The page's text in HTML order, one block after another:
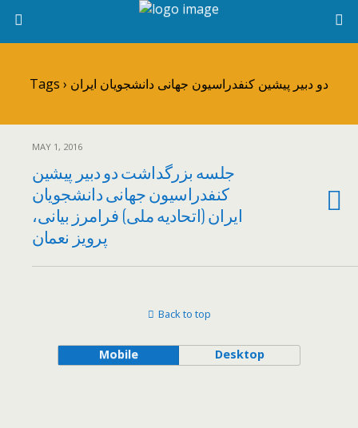
Tags › دو دبیر پیشین کنفدراسیون جهانی دانشجویان ایران
MAY 1, 2016
جلسه بزرگداشت دو دبیر پیشین
کنفدراسیون جهانی دانشجویان
ایران (اتحادیه ملی) فرامرز بیانی،
پرویز نعمان
Back to top
Mobile Desktop